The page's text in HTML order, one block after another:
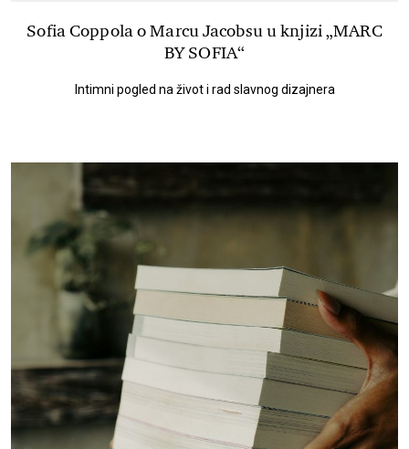
Sofia Coppola o Marcu Jacobsu u knjizi „MARC
BY SOFIA“
Intimni pogled na život i rad slavnog dizajnera